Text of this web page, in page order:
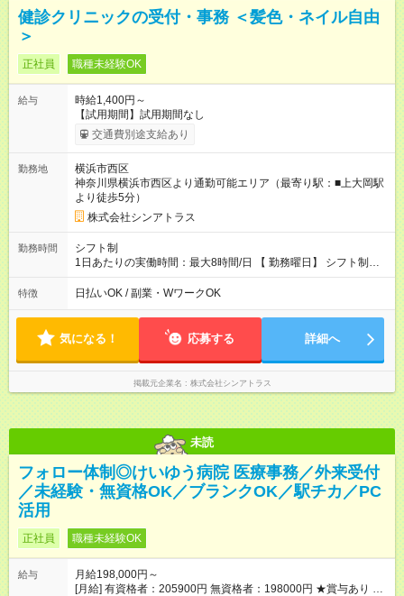
健診クリニックの受付・事務 ＜髪色・ネイル自由
＞
正社員 職種未経験OK
給与
時給1,400円～
【試用期間】試用期間なし
交通費別途支給あり
勤務地
横浜市西区
神奈川県横浜市西区より通勤可能エリア（最寄り駅：■上大岡駅
より徒歩5分）
株式会社シンアトラス
勤務時間
シフト制
1日あたりの実働時間：最大8時間/日 【 勤務曜日】 シフト制
土日祝含む週５日勤務 【 勤務時間 】 ・ 9：00～20：00（実働
8h／休憩１h） ※残業ほとんどありません（残業代支給）
特徴 日払いOK / 副業・WワークOK
気になる！ 応募する 詳細へ
掲載元企業名 株式会社シンアトラス
未読
フォロー体制◎けいゆう病院 医療事務／外来受付
／未経験・無資格OK／ブランクOK／駅チカ／PC
活用
正社員 職種未経験OK
給与
月給198,000円～
[月給] 有資格者：205900円 無資格者：198000円 ★賞与あり 年